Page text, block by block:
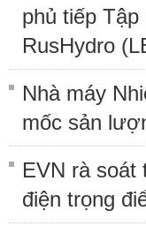
phủ tiếp
RusHydro
Nhà máy
mốc sản
EVN rà soát
điện trọng